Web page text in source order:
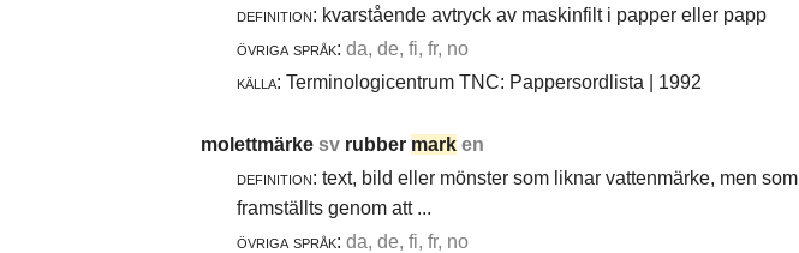
definition: kvarstående avtryck av maskinfilt i papper eller papp
övriga språk: da, de, fi, fr, no
källa: Terminologicentrum TNC: Pappersordlista | 1992
molettmärke sv rubber mark en
definition: text, bild eller mönster som liknar vattenmärke, men som
framställts genom att ...
övriga språk: da, de, fi, fr, no